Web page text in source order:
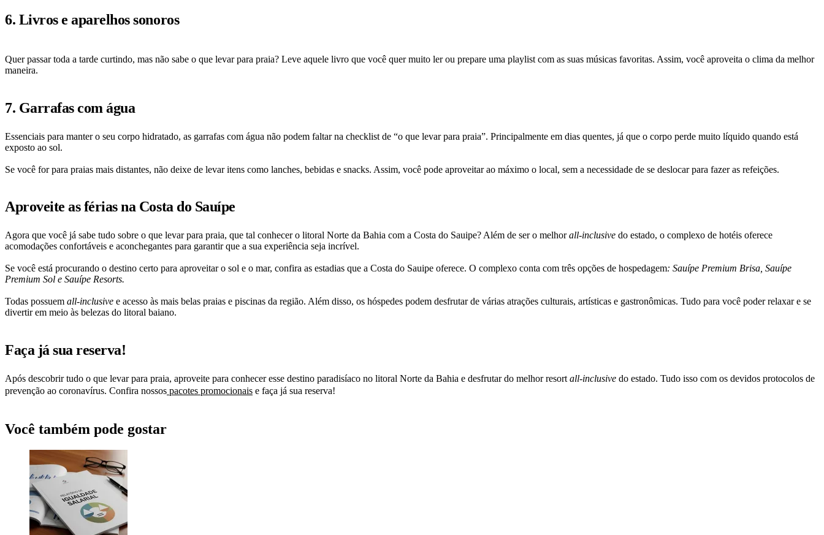
6. Livros e aparelhos sonoros
Quer passar toda a tarde curtindo, mas não sabe o que levar para praia? Leve aquele livro que você quer muito ler ou prepare uma playlist com as suas músicas favoritas. Assim, você aproveita o clima da melhor
maneira.
7. Garrafas com água
Essenciais para manter o seu corpo hidratado, as garrafas com água não podem faltar na checklist de “o que levar para praia”. Principalmente em dias quentes, já que o corpo perde muito líquido quando está
exposto ao sol.
Se você for para praias mais distantes, não deixe de levar itens como lanches, bebidas e snacks. Assim, você pode aproveitar ao máximo o local, sem a necessidade de se deslocar para fazer as refeições.
Aproveite as férias na Costa do Sauípe
Agora que você já sabe tudo sobre o que levar para praia, que tal conhecer o litoral Norte da Bahia com a Costa do Sauipe? Além de ser o melhorall-inclusive do estado, o complexo de hotéis oferece
acomodações confortáveis e aconchegantes para garantir que a sua experiência seja incrível.
Se você está procurando o destino certo para aproveitar o sol e o mar, confira as estadias que a Costa do Sauipe oferece. O complexo conta com três opções de hospedagem: Sauípe Premium Brisa, Sauípe
Premium Sol e Sauípe Resorts.
Todas possuem all-inclusive e acesso às mais belas praias e piscinas da região. Além disso, os hóspedes podem desfrutar de várias atrações culturais, artísticas e gastronômicas. Tudo para você poder relaxar e se
divertir em meio às belezas do litoral baiano.
Faça já sua reserva!
Após descobrir tudo o que levar para praia, aproveite para conhecer esse destino paradisíaco no litoral Norte da Bahia e desfrutar do melhor resort all-inclusive do estado. Tudo isso com os devidos protocolos de
prevenção ao coronavírus. Confira nossos pacotes promocionais e faça já sua reserva!
Você também pode gostar